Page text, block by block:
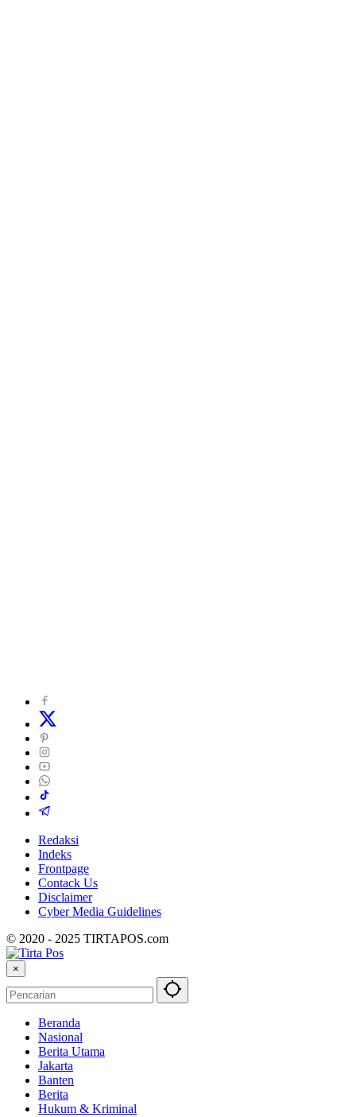
Redaksi
Indeks
Frontpage
Contack Us
Disclaimer
Cyber ​​Media Guidelines
© 2020 - 2025 TIRTAPOS.com
×
Beranda
Nasional
Berita Utama
Jakarta
Banten
Berita
Hukum & Kriminal